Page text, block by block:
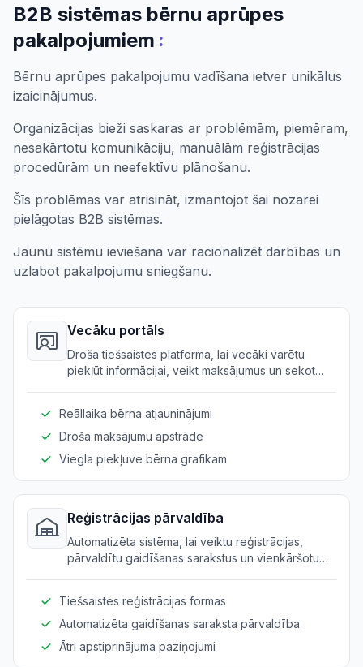
B2B sistēmas bērnu aprūpes
pakalpojumiem :
Bērnu aprūpes pakalpojumu vadīšana ietver unikālus
izaicinājumus.
Organizācijas bieži saskaras ar problēmām, piemēram,
nesakārtotu komunikāciju, manuālām reģistrācijas
procedūrām un neefektīvu plānošanu.
Šīs problēmas var atrisināt, izmantojot šai nozarei
pielāgotas B2B sistēmas.
Jaunu sistēmu ieviešana var racionalizēt darbības un
uzlabot pakalpojumu sniegšanu.
Vecāku portāls
Droša tiešsaistes platforma, lai vecāki varētu
piekļūt informācijai, veikt maksājumus un sekot
Reāllaika bērna atjauninājumi
Droša maksājumu apstrāde
Viegla piekļuve bērna grafikam
Reģistrācijas pārvaldība
Automatizēta sistēma, lai veiktu reģistrācijas,
pārvaldītu gaidīšanas sarakstus un vienkāršotu
Tiešsaistes reģistrācijas formas
Automatizēta gaidīšanas saraksta pārvaldība
Ātri apstiprinājuma paziņojumi